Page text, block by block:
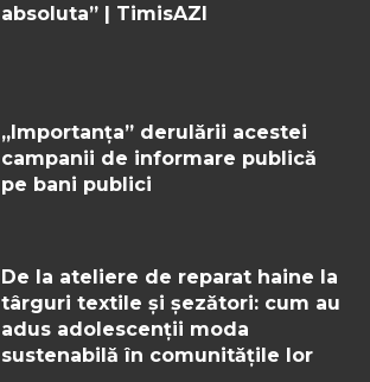
absoluta” | TimisAZI
„Importanţa” derulării acestei
campanii de informare publică
pe bani publici
De la ateliere de reparat haine la
târguri textile și șezători: cum au
adus adolescenții moda
sustenabilă în comunitățile lor